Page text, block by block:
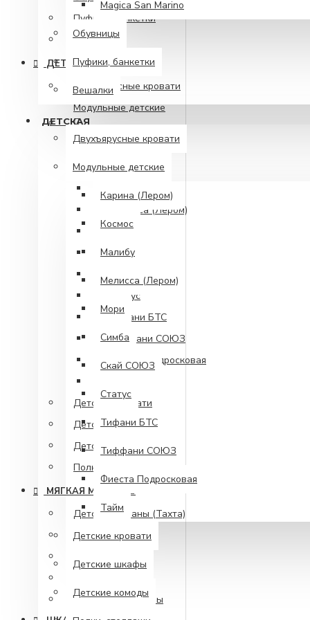
Magica San Marino
Обувницы
Пуфики, банкетки
Вешалки
ДЕТСКАЯ
Двухъярусные кровати
Модульные детские
Карина (Лером)
Космос
Малибу
Мелисса (Лером)
Мори
Симба
Скай СОЮЗ
Статус
Тифани БТС
Тиффани СОЮЗ
Фиеста Подросковая
Тайм
Детские кровати
Детские шкафы
Детские комоды
Пуфики, банкетки
Вешалки
ДЕТСКАЯ
Двухъярусные кровати
Модульные детские
Карина (Лером)
Космос
Малибу
Мелисса (Лером)
Мори
Симба
Скай СОЮЗ
Статус
Тифани БТС
Тиффани СОЮЗ
Фиеста Подросковая
Детские кровати
Детские шкафы
Детские комоды
Полки, стеллажи
МЯГКАЯ МЕБЕЛЬ
Детские диваны (Тахта)
Диваны прямые
Модульные диваны